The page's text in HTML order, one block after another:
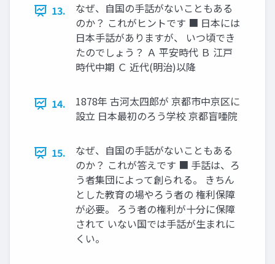
13.
なぜ、自国の手話がないこともある
のか？ これがヒントです ■ 日本には
日本手話がありますが、 いつ頃でき
たのでしょう？ Ａ 平安時代 Ｂ 江戸
時代中期 Ｃ 近代(明治)以降
14.
1878年 古河太四郎が 京都市中京区に
設立 日本最初のろう学校 京都盲唖院
15.
なぜ、自国の手話がないこともある
のか？ これが答えです ■ 手話は、ろ
う者集団によって創られる。 きちん
とした教育の場やろう者の 権利保障
が必要。 ろう者の権利が十分に保障
されて いない国では手話が生まれに
くい。